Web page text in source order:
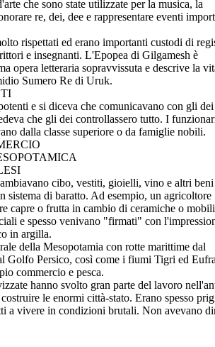
che sono state utilizzate per la musica, la
re, dei, dee e rappresentare eventi
rispettati ed erano importanti custodi di
e insegnanti. L'Epopea di Gilgamesh è
opera letteraria sopravvissuta e descrive la
Sumero Re di Uruk.
e si diceva che comunicavano con gli
che gli dei controllassero tutto. I
dalla classe superiore o da famiglie nobili.
cibo, vestiti, gioielli, vino e altri
sistema di baratto. Ad esempio, un agricoltore
capre o frutta in cambio di ceramiche o
e spesso venivano "firmati" con
in argilla.
della Mesopotamia con rotte marittime dal
Golfo Persico, così come i fiumi Tigri ed
commercio e pesca.
hanno svolto gran parte del lavoro
le enormi città-stato. Erano spesso
a vivere in condizioni brutali. Non avevano